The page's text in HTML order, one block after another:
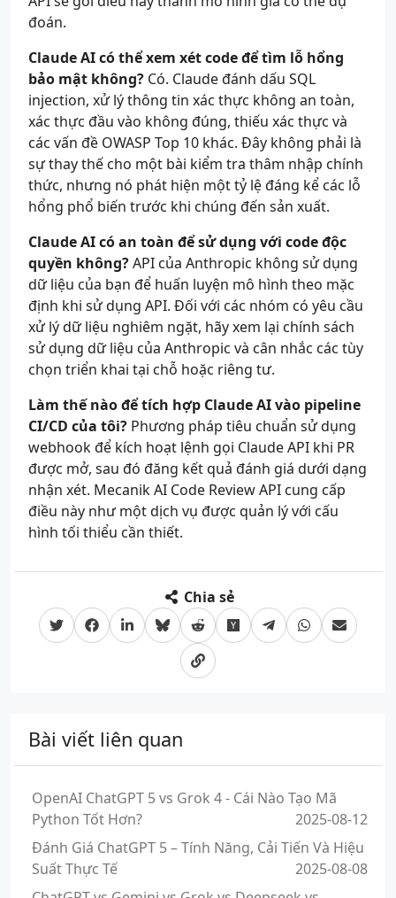
đoán.
Claude AI có thể xem xét code để tìm lỗ hổng
bảo mật không? Có. Claude đánh dấu SQL
injection, xử lý thông tin xác thực không an toàn,
xác thực đầu vào không đúng, thiếu xác thực và
các vấn đề OWASP Top 10 khác. Đây không phải là
sự thay thế cho một bài kiểm tra thâm nhập chính
thức, nhưng nó phát hiện một tỷ lệ đáng kể các lỗ
hổng phổ biến trước khi chúng đến sản xuất.
Claude AI có an toàn để sử dụng với code độc
quyền không?API của Anthropic không sử dụng
dữ liệu của bạn để huấn luyện mô hình theo mặc
định khi sử dụng API. Đối với các nhóm có yêu cầu
xử lý dữ liệu nghiêm ngặt, hãy xem lại chính sách
sử dụng dữ liệu của Anthropic và cân nhắc các tùy
chọn triển khai tại chỗ hoặc riêng tư.
Làm thế nào để tích hợp Claude AI vào pipeline
CI/CD của tôi? Phương pháp tiêu chuẩn sử dụng
webhook để kích hoạt lệnh gọi Claude API khi PR
được mở, sau đó đăng kết quả đánh giá dưới dạng
nhận xét. Mecanik AI Code Review API cung cấp
điều này như một dịch vụ được quản lý với cấu
hình tối thiểu cần thiết.
Chia sẻ
Bài viết liên quan
OpenAI ChatGPT 5 vs Grok 4 - Cái Nào Tạo Mã
Python Tốt Hơn?
2025-08-12
Đánh Giá ChatGPT 5 – Tính Năng, Cải Tiến Và Hiệu
Suất Thực Tế
2025-08-08